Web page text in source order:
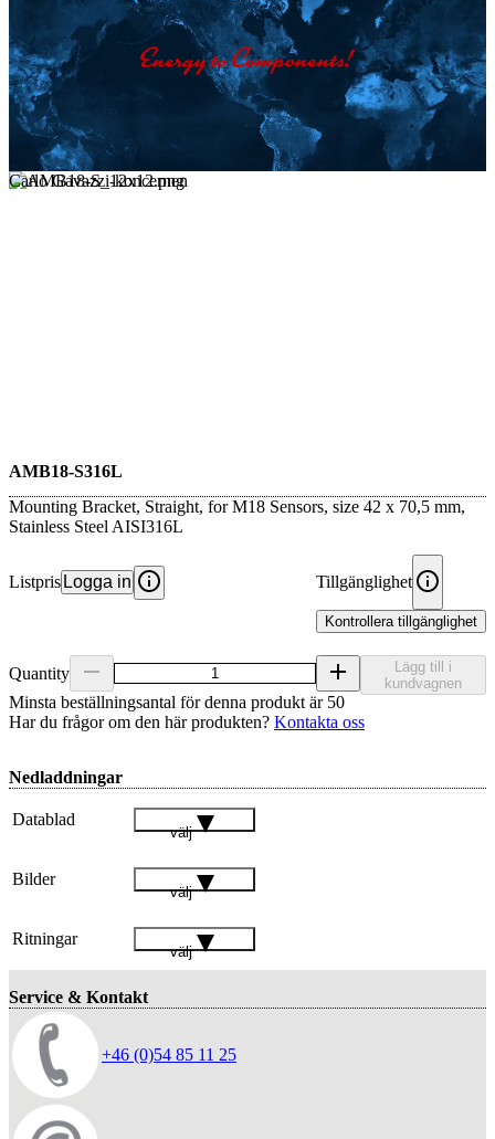
Carlo Gavazzi-koncernen
AMB18-S316L
Mounting Bracket, Straight, for M18 Sensors, size 42 x 70,5 mm,
Stainless Steel AISI316L
Listpris Logga in Tillgänglighet
Kontrollera tillgänglighet
Quantity
Minsta beställningsantal för denna produkt är 50
Lägg till i
kundvagnen
Har du frågor om den här produkten? Kontakta oss
Nedladdningar
Datablad
välj
Bilder
välj
Ritningar
välj
Service & Kontakt
+46 (0)54 85 11 25